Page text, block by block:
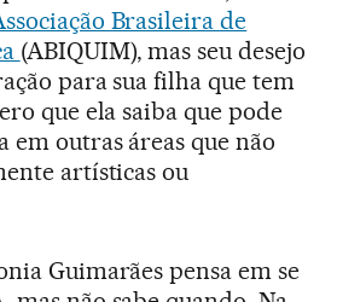
Brasileira de
(ABIQUIM), mas seu desejo
para sua filha que tem
que ela saiba que pode
em outras áreas que não
artísticas ou
Guimarães pensa em se